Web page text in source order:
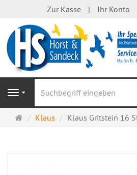
Zur Kasse Ihr Konto
Navigation
Startseite
Klaus Klaus Gritstein 16